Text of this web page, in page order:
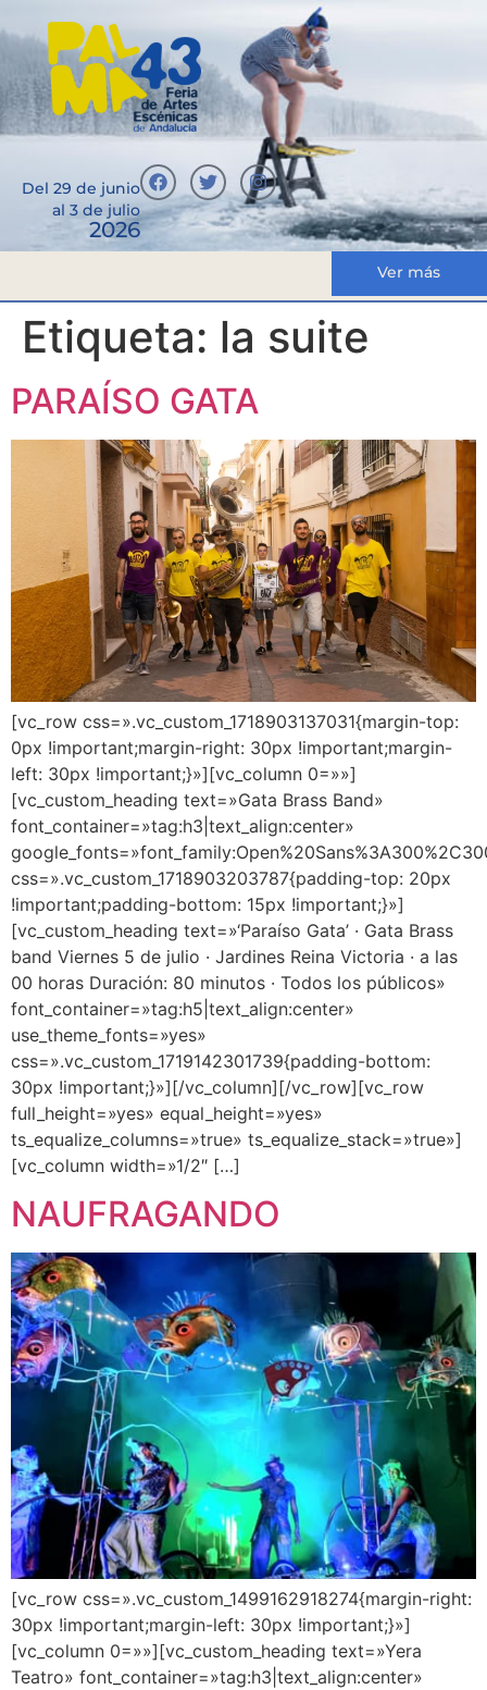
Del 29 de junio
al 3 de julio
2026
Ver más
Etiqueta: la suite
PARAÍSO GATA
[vc_row css=».vc_custom_1718903137031{margin-top:
0px !important;margin-right: 30px !important;margin-
left: 30px !important;}»][vc_column 0=»»]
[vc_custom_heading text=»Gata Brass Band»
font_container=»tag:h3|text_align:center»
css=».vc_custom_1718903203787{padding-top: 20px
!important;padding-bottom: 15px !important;}»]
[vc_custom_heading text=»‘Paraíso Gata’ · Gata Brass
band Viernes 5 de julio · Jardines Reina Victoria · a las
00 horas Duración: 80 minutos · Todos los públicos»
font_container=»tag:h5|text_align:center»
use_theme_fonts=»yes»
css=».vc_custom_1719142301739{padding-bottom:
30px !important;}»][/vc_column][/vc_row][vc_row
full_height=»yes» equal_height=»yes»
ts_equalize_columns=»true» ts_equalize_stack=»true»]
[vc_column width=»1/2″ […]
NAUFRAGANDO
[vc_row css=».vc_custom_1499162918274{margin-right:
30px !important;margin-left: 30px !important;}»]
[vc_column 0=»»][vc_custom_heading text=»Yera
Teatro» font_container=»tag:h3|text_align:center»